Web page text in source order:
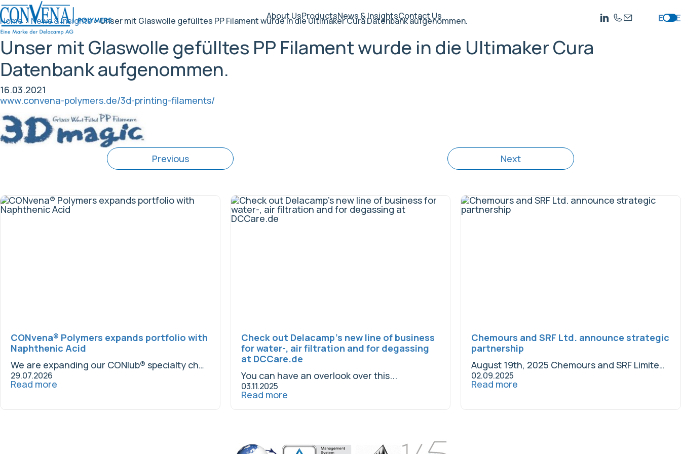
About UsProductsNews & InsightsContact Us ENDE
Home> News & Insights>Unser mit Glaswolle gefülltes PP Filament wurde in die Ultimaker Cura Datenbank aufgenommen.
Unser mit Glaswolle gefülltes PP Filament wurde in die Ultimaker Cura
Datenbank aufgenommen.
16.03.2021
www.convena-polymers.de/3d-printing-filaments/
Previous Next
CONvena® Polymers expands portfolio with
Naphthenic Acid
We are expanding our CONlub® specialty chemicals...
29.07.2026
Read more
Check out Delacamp’s new line of business
for water-, air filtration and for degassing
at DCCare.de
You can have an overlook over this...
03.11.2025
Read more
Chemours and SRF Ltd. announce strategic
partnership
August 19th, 2025 Chemours and SRF Limited...
02.09.2025
Read more